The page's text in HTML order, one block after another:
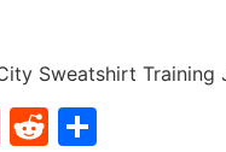
Sweatshirt
Pinterest
Reddit